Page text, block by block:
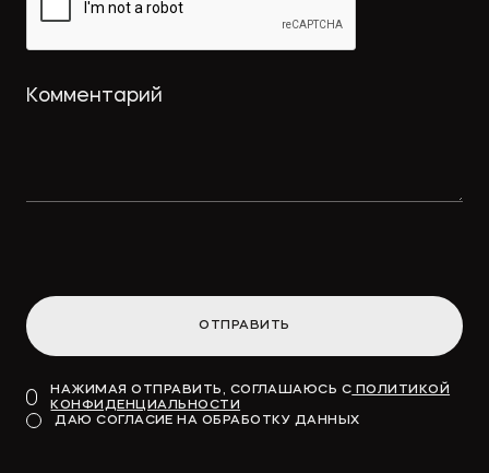
ОТПРАВИТЬ
НАЖИМАЯ ОТПРАВИТЬ, СОГЛАШАЮСЬ С ПОЛИТИКОЙ
КОНФИДЕНЦИАЛЬНОСТИ
ДАЮ СОГЛАСИЕ НА ОБРАБОТКУ ДАННЫХ